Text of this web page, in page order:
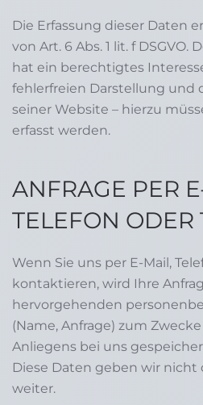
Die Erfassung dieser Daten
von Art. 6 Abs. 1 lit. f
hat ein berechtigtes
fehlerfreien Darstellung und
seiner Website – hierzu
erfasst werden.
ANFRAGE PER
TELEFON ODER
Wenn Sie uns per E-Mail,
kontaktieren, wird Ihre
hervorgehenden
(Name, Anfrage) zum
Anliegens bei uns
Diese Daten geben wir
weiter.